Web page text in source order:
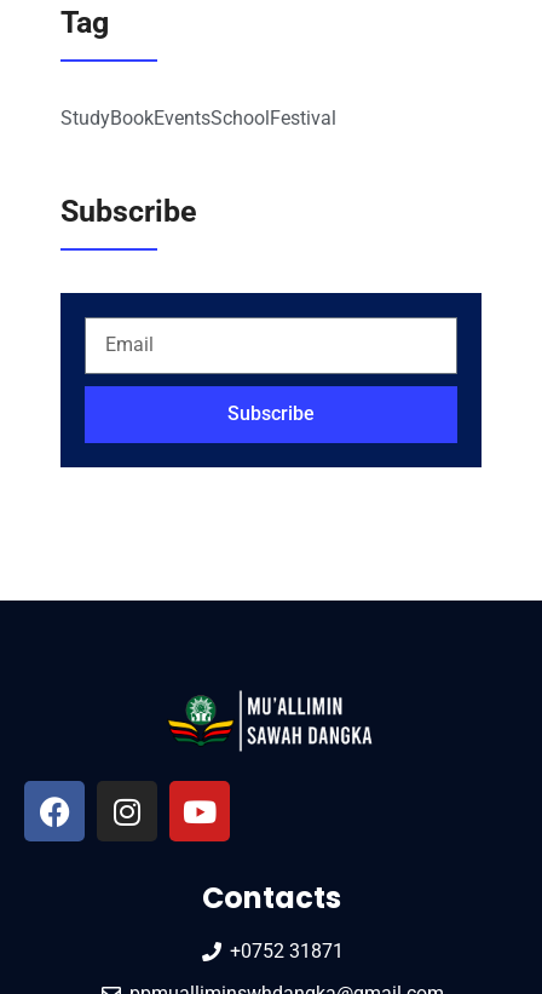
Tag
StudyBookEventsSchoolFestival
Subscribe
Subscribe
Contacts
+0752 31871